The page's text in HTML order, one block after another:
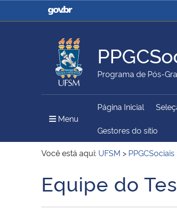
Casa Civil
Ministério
Ministério da Agricultura,
Pecuária e Abastecimento
Ministério
Ministério do Meio Ambiente Ministério
Institucional
Programa de Pós-
Menu
Página Inicial
Gestores do sítio
Você está aqui: UFSM > PPGCSociais
Início do conteúdo
Equipe do